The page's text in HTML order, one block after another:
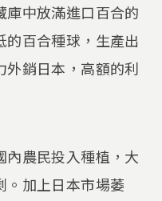
庫中放滿進口百合的
百合種球，生產出
外銷日本，高額的利
農民投入種植，大
。加上日本市場萎